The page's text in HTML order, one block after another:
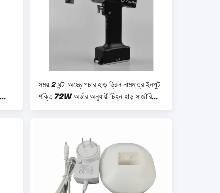
সময় 2 ঘন্টা অস্ত্রোপচার হাড় ড্রিল নামমাত্র ইনপুট
শক্তি 72W অর্ডার অনুযায়ী চিহ্ন হাড় সার্জারি
অ্যাপ্লিকেশন জন্য টেকসই ডিভাইস